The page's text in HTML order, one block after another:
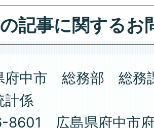
記事に関するお
府中市 総務部 総務
計係
8601 広島県府中市